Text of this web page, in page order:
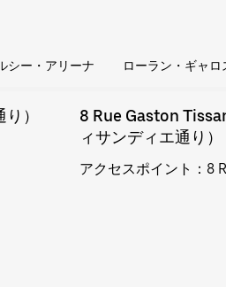
シー・アリーナ ローラン・ギャ
）
8 Rue Gaston
ィサンディエ通り）
アクセスポイント ：8